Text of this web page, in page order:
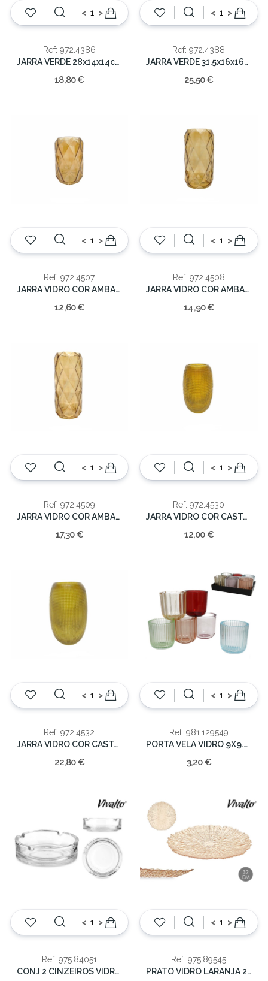
< >
Ref: 972.4386
JARRA VERDE 28x14x14cm
18,80 €
< >
Ref: 972.4388
JARRA VERDE 31.5x16x16cm
25,50 €
< >
Ref: 972.4507
JARRA VIDRO COR AMBAR 18x13x10cm
12,60 €
< >
Ref: 972.4508
JARRA VIDRO COR AMBAR 24x10x10
14,90 €
< >
Ref: 972.4509
JARRA VIDRO COR AMBAR 28x12x9
17,30 €
< >
Ref: 972.4530
JARRA VIDRO COR CASTANHO 21x9x7cm
12,00 €
< >
Ref: 972.4532
JARRA VIDRO COR CASTANHO 29x19x11
22,80 €
< >
Ref: 981.129549
PORTA VELA VIDRO 9X9.3CM
3,20 €
< >
Ref: 975.84051
CONJ 2 CINZEIROS VIDRO 7x13.5x10.5cm
< >
Ref: 975.89545
PRATO VIDRO LARANJA 2x32x32cm